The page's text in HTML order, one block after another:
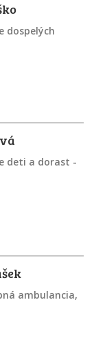
dospelých
deti a dorast -
ambulancia,